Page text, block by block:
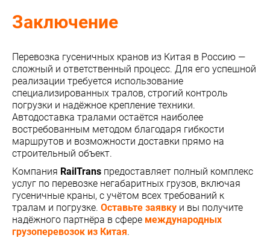
Заключение
Перевозка гусеничных кранов из Китая в Россию —
сложный и ответственный процесс. Для его успешной
реализации требуется использование
специализированных тралов, строгий контроль
погрузки и надёжное крепление техники.
Автодоставка тралами остаётся наиболее
востребованным методом благодаря гибкости
маршрутов и возможности доставки прямо на
строительный объект.
Компания RailTrans предоставляет полный комплекс
услуг по перевозке негабаритных грузов, включая
гусеничные краны, с учётом всех требований к
тралам и погрузке. Оставьте заявку и вы получите
надёжного партнёра в сфере международных
грузоперевозок из Китая.